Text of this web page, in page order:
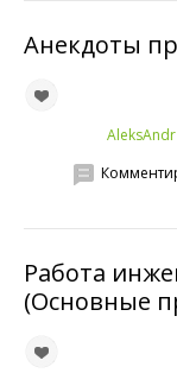
Анекдоты
AleksAndr
Работа
(Основные